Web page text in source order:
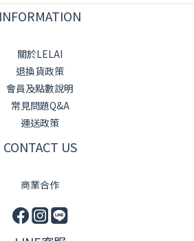
INFORMATION
關於LELAI
退換貨政策
會員及點數說明
常見問題Q&A
運送政策
CONTACT US
商業合作